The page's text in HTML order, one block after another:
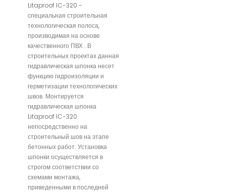
Litaproof IC-320 -
специальная строительная
технологическая полоса,
производимая на основе
качественного ПВХ . В
строительных проектах данная
гидравлическая шпонка несет
функцию гидроизоляции и
герметизации технологических
швов. Монтируется
гидравлическая шпонка
Litaproof IC-320
непосредственно на
строительный шов на этапе
бетонных работ. Установка
шпонки осуществляется в
строгом соответствии со
схемами монтажа,
приведенными в последней